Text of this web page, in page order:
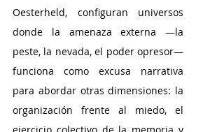
Oesterheld, configuran universos
donde la amenaza externa —la
peste, la nevada, el poder opresor—
funciona como excusa narrativa
para abordar otras dimensiones: la
organización frente al miedo, el
ejercicio colectivo de la memoria y